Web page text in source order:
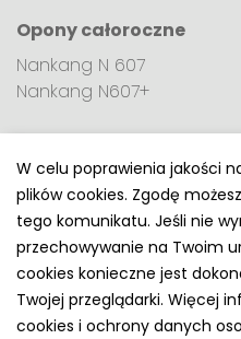
Opony całoroczne
Nankang N 607
Nankang N607+
Polityka prywatności
e-mail:
Copyright ©
W celu poprawienia jakości
plików cookies. Zgodę
tego komunikatu. Jeśli nie
przechowywanie na Twoim
cookies konieczne jest
Twojej przeglądarki. Więcej
cookies i ochrony danych